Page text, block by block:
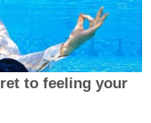
to feeling your